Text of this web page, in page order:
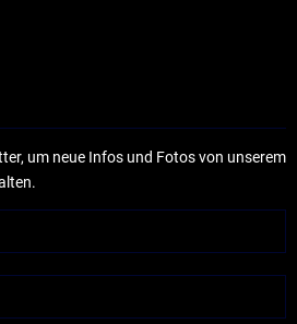
um neue Infos und Fotos von unserem